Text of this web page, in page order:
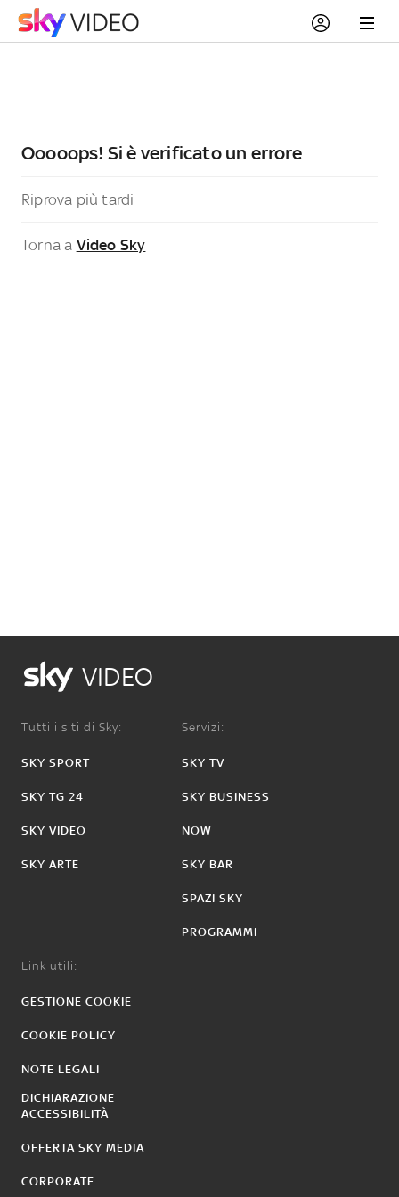
Ooooops! Si è verificato un errore
Riprova più tardi
Torna a Video Sky
VIDEO
Tutti i siti di Sky:
SKY SPORT
SKY TG 24
SKY VIDEO
SKY ARTE
Servizi:
SKY TV
SKY BUSINESS
NOW
SKY BAR
SPAZI SKY
PROGRAMMI
Link utili:
GESTIONE COOKIE
COOKIE POLICY
NOTE LEGALI
DICHIARAZIONE
ACCESSIBILITÀ
OFFERTA SKY MEDIA
CORPORATE